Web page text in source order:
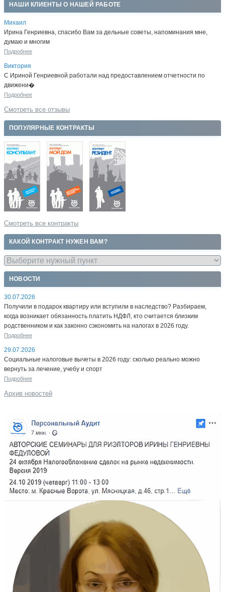
НАШИ КЛИЕНТЫ О НАШЕЙ РАБОТЕ
Михаил
Ирина Генриевна, спасибо Вам за дельные советы, напоминания мне,
думаю и многим
Подробнее
Виктория
С Ириной Генриевной работали над предоставлением отчетности по
движени�
Подробнее
Смотреть все отзывы
ПОПУЛЯРНЫЕ КОНТРАКТЫ
Смотреть все контракты
КАКОЙ КОНТРАКТ НУЖЕН ВАМ?
НОВОСТИ
30.07.2026
Получили в подарок квартиру или вступили в наследство? Разбираем,
когда возникает обязанность платить НДФЛ, кто считается близким
родственником и как законно сэкономить на налогах в 2026 году.
Подробнее
29.07.2026
Социальные налоговые вычеты в 2026 году: сколько реально можно
вернуть за лечение, учебу и спорт
Подробнее
Архив новостей